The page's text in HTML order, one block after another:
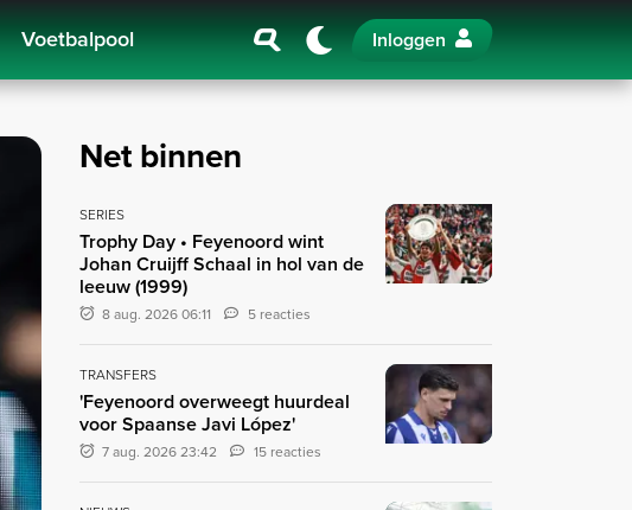
Voetbalpool Inloggen
Net binnen
SERIES
Trophy Day • Feyenoord wint
Johan Cruijff Schaal in hol van de
leeuw (1999)
8 aug. 2026 06:11 5 reacties
TRANSFERS
'Feyenoord overweegt huurdeal
voor Spaanse Javi López'
7 aug. 2026 23:42 15 reacties